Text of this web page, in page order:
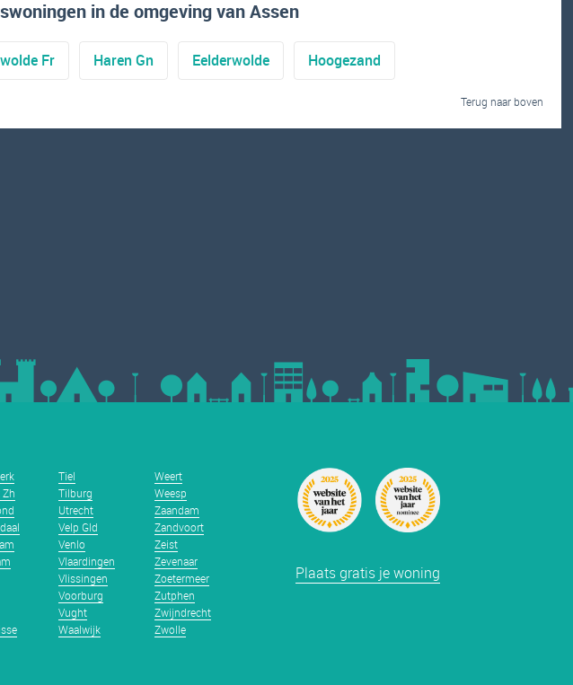
in de omgeving van Assen
Fr Haren Gn Eelderwolde Hoogezand
Terug naar boven
Tiel
Tilburg
Utrecht
Velp Gld
Venlo
Vlaardingen
Vlissingen
Voorburg
Vught
Waalwijk
Weert
Weesp
Zaandam
Zandvoort
Zeist
Zevenaar
Zoetermeer
Zutphen
Zwijndrecht
Zwolle
Plaats gratis je woning